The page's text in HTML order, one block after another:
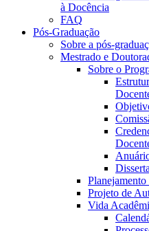
à Docência
FAQ
Pós-Graduação
Sobre a pós-
Mestrado e
Sobre o
Projeto de
Vida